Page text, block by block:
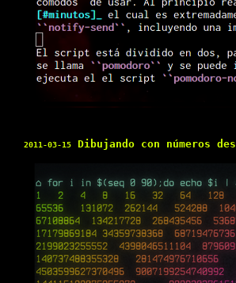
2011-03-15Dibujando con números